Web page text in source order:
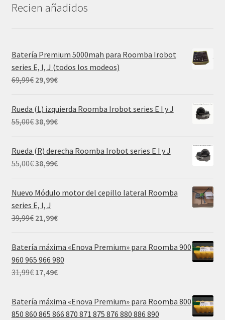
Recien añadidos
Batería Premium 5000mah para Roomba Irobot
series E, I, J (todos los modeos)
69,99€ El
original
era:
69,99€.
29,99€El
actual
Rueda (L) izquierda Roomba Irobot series E I y J
55,00€ El
original
era:
55,00€.
38,99€El
actual
Rueda (R) derecha Roomba Irobot series E I y J
55,00€ El
original
era:
55,00€.
38,99€El
Nuevo Módulo motor del cepillo lateral Roomba
series E, I, J
39,99€ El
original
era:
21,99€El
actual
es:
Batería máxima «Enova Premium» para Roomba 900
960 965 966 980
31,99€ El
original
era:
17,49€El
actual
es:
Batería máxima «Enova Premium» para Roomba 800
850 860 865 866 870 871 875 876 880 886 890